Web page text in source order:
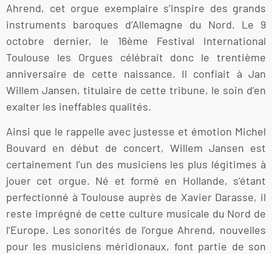
Ahrend, cet orgue exemplaire s’inspire des grands
instruments baroques d’Allemagne du Nord. Le 9
octobre dernier, le 16ème Festival International
Toulouse les Orgues célébrait donc le trentième
anniversaire de cette naissance. Il confiait à Jan
Willem Jansen, titulaire de cette tribune, le soin d’en
exalter les ineffables qualités.
Ainsi que le rappelle avec justesse et émotion Michel
Bouvard en début de concert, Willem Jansen est
certainement l’un des musiciens les plus légitimes à
jouer cet orgue. Né et formé en Hollande, s’étant
perfectionné à Toulouse auprès de Xavier Darasse, il
reste imprégné de cette culture musicale du Nord de
l’Europe. Les sonorités de l’orgue Ahrend, nouvelles
pour les musiciens méridionaux, font partie de son